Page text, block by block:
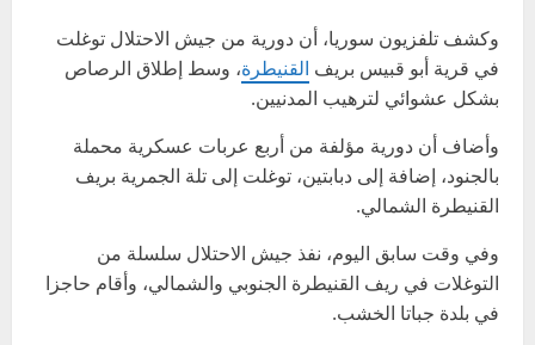
وكشف تلفزيون سوريا، أن دورية من جيش الاحتلال توغلت
في قرية أبو قبيس بريف القنيطرة، وسط إطلاق الرصاص
بشكل عشوائي لترهيب المدنيين.
وأضاف أن دورية مؤلفة من أربع عربات عسكرية محملة
بالجنود، إضافة إلى دبابتين، توغلت إلى تلة الجمرية بريف
القنيطرة الشمالي.
وفي وقت سابق اليوم، نفذ جيش الاحتلال سلسلة من
التوغلات في ريف القنيطرة الجنوبي والشمالي، وأقام حاجزا
في بلدة جباتا الخشب.